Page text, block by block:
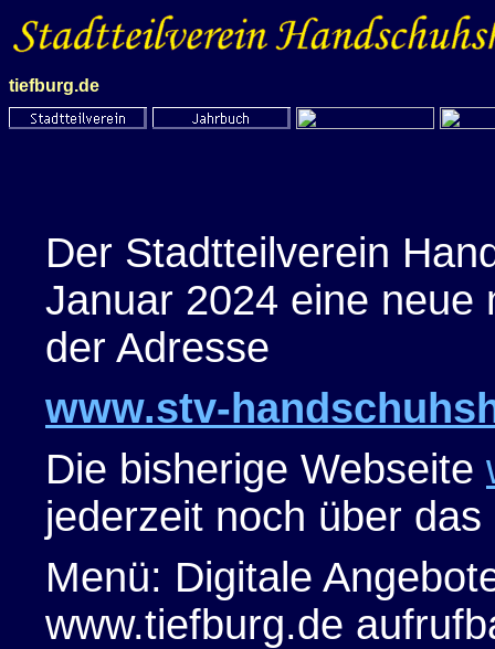
tiefburg.de
Der Stadtteilverein
Januar 2024 eine neue
der Adresse
www.stv-
Die bisherige Webseite
jederzeit noch über das
Menü: Digitale
www.tiefburg.de